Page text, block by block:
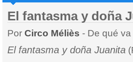
El fantasma y doña
Por Circo Méliès - De qué
El fantasma y doña Juanita